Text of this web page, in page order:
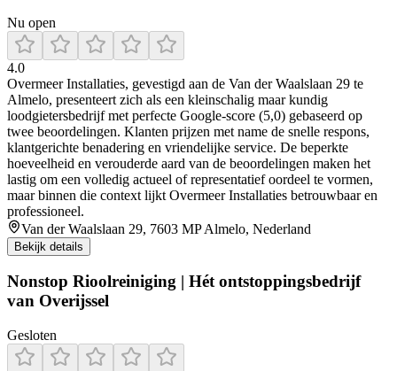
Nu open
4.0
Overmeer Installaties, gevestigd aan de Van der Waalslaan 29 te
Almelo, presenteert zich als een kleinschalig maar kundig
loodgietersbedrijf met perfecte Google‑score (5,0) gebaseerd op
twee beoordelingen. Klanten prijzen met name de snelle respons,
klantgerichte benadering en vriendelijke service. De beperkte
hoeveelheid en verouderde aard van de beoordelingen maken het
lastig om een volledig actueel of representatief oordeel te vormen,
maar binnen die context lijkt Overmeer Installaties betrouwbaar en
professioneel.
Van der Waalslaan 29, 7603 MP Almelo, Nederland
Bekijk details
Nonstop Rioolreiniging | Hét ontstoppingsbedrijf
van Overijssel
Gesloten